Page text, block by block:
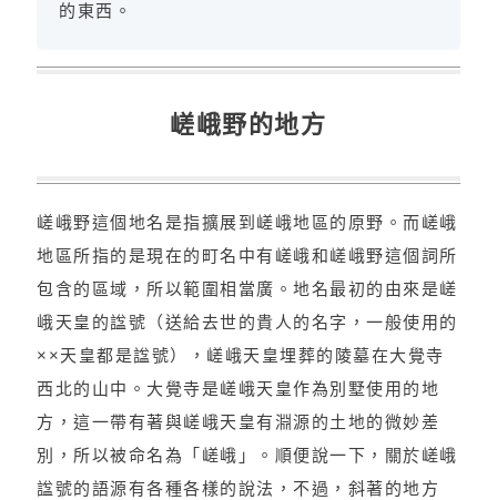
的東西。
嵯峨野的地方
嵯峨野這個地名是指擴展到嵯峨地區的原野。而嵯峨
地區所指的是現在的町名中有嵯峨和嵯峨野這個詞所
包含的區域，所以範圍相當廣。地名最初的由來是嵯
峨天皇的諡號（送給去世的貴人的名字，一般使用的
××天皇都是諡號），嵯峨天皇埋葬的陵墓在大覺寺
西北的山中。大覺寺是嵯峨天皇作為別墅使用的地
方，這一帶有著與嵯峨天皇有淵源的土地的微妙差
別，所以被命名為「嵯峨」。順便說一下，關於嵯峨
諡號的語源有各種各樣的說法，不過，斜著的地方